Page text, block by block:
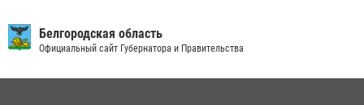
подготовке спецподразделения в эфире радио «России - Белгород»
22 июля 2026, 14:36
Белгородская область
Официальный сайт Губернатора и Правительства